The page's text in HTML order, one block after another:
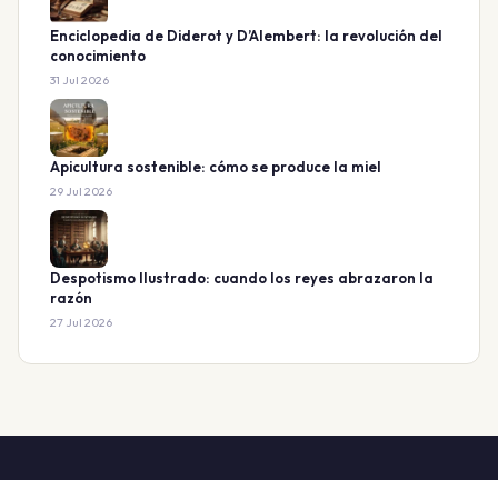
Enciclopedia de Diderot y D’Alembert: la revolución del
conocimiento
31 Jul 2026
Apicultura sostenible: cómo se produce la miel
29 Jul 2026
Despotismo Ilustrado: cuando los reyes abrazaron la
razón
27 Jul 2026